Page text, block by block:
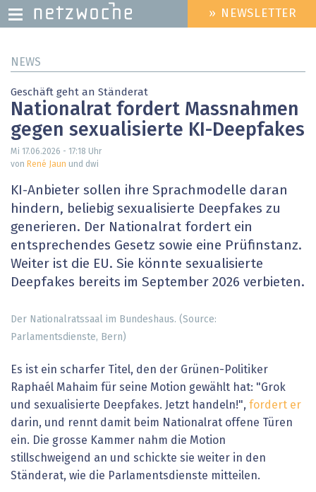
zum
HEADER
MENU
» NEWSLETTER
NEWS
Geschäft geht an Ständerat
Nationalrat fordert Massnahmen
gegen sexualisierte KI-Deepfakes
Mi 17.06.2026 - 17:18 Uhr
von René Jaun und dwi
KI-Anbieter sollen ihre Sprachmodelle daran
hindern, beliebig sexualisierte Deepfakes zu
generieren. Der Nationalrat fordert ein
entsprechendes Gesetz sowie eine Prüfinstanz.
Weiter ist die EU. Sie könnte sexualisierte
Deepfakes bereits im September 2026 verbieten.
Der Nationalratssaal im Bundeshaus. (Source:
Parlamentsdienste, Bern)
Es ist ein scharfer Titel, den der Grünen-Politiker
Raphaél Mahaim für seine Motion gewählt hat: "Grok
und sexualisierte Deepfakes. Jetzt handeln!", fordert er
darin, und rennt damit beim Nationalrat offene Türen
ein. Die grosse Kammer nahm die Motion
stillschweigend an und schickte sie weiter in den
Ständerat, wie die Parlamentsdienste mitteilen.